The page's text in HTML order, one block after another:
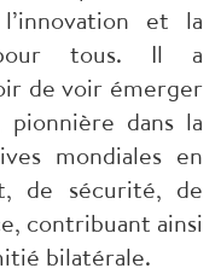
et la
pour tous. Il a
de voir émerger
dans la
mondiales en
de sécurité, de
contribuant ainsi
bilatérale.